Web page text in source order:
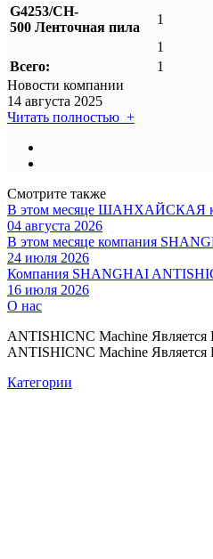
G4253/CH-
500 Ленточная пила
1
1
Всего:
1
Новости компании
14 августа 2025
Читать полностью +
Смотрите также
В этом месяце ШАНХАЙСКАЯ
04 августа 2026
В этом месяце компания
24 июля 2026
Компания SHANGHAI
16 июля 2026
О нас
ANTISHICNC Machine
ANTISHICNC Machine
Категории